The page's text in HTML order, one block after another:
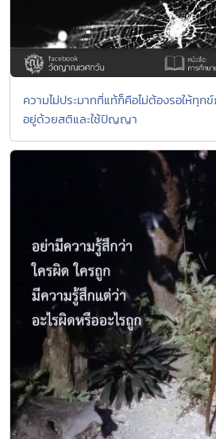
ความไม่ประมาทที่แท้ก็คือไม่ต้องรอให้ทุ
อยู่ด้วยสติและใช้ปัญญา